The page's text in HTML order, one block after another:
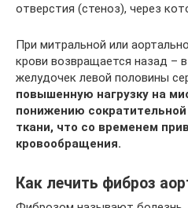
отверстия (стеноз), через
При митральной или
крови возвращается назад –
желудочек левой половины
повышенную нагрузку на
понижению
ткани, что со временем
кровообращения.
Как лечить фиброз